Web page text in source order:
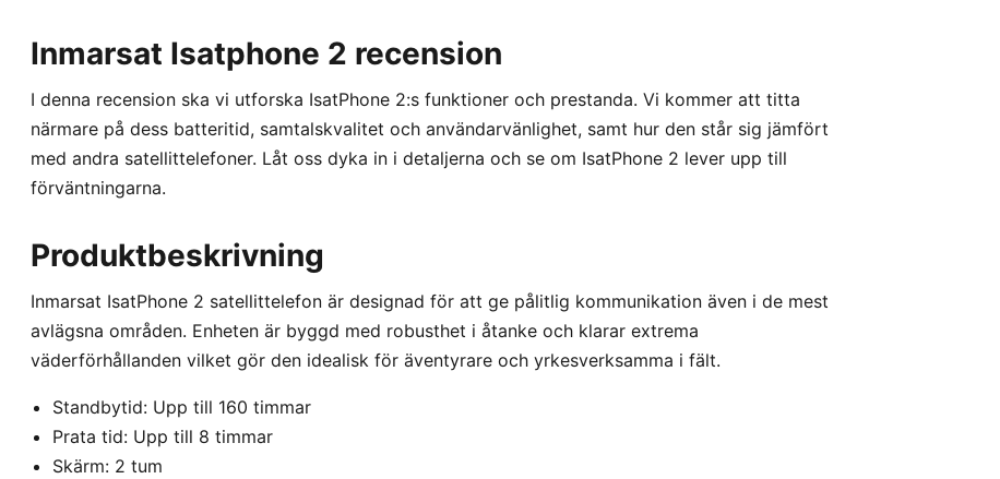
Inmarsat Isatphone 2 recension
I denna recension ska vi utforska IsatPhone 2:s funktioner och prestanda. Vi kommer att titta
närmare på dess batteritid, samtalskvalitet och användarvänlighet, samt hur den står sig jämfört
med andra satellittelefoner. Låt oss dyka in i detaljerna och se om IsatPhone 2 lever upp till
förväntningarna.
Produktbeskrivning
Inmarsat IsatPhone 2 satellittelefon är designad för att ge pålitlig kommunikation även i de mest
avlägsna områden. Enheten är byggd med robusthet i åtanke och klarar extrema
väderförhållanden vilket gör den idealisk för äventyrare och yrkesverksamma i fält.
Standbytid: Upp till 160 timmar
Prata tid: Upp till 8 timmar
Skärm: 2 tum